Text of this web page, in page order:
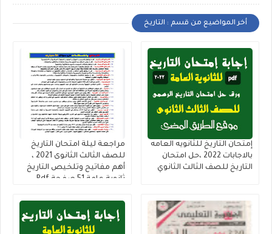
أخر المواضيع من قسم : التاريخ
إمتحان التاريخ للثانويه العامه
بالاجابات 2022 ،حل امتحان
التاريخ للصف الثالث الثانوي
مراجعة ليلة امتحان التاريخ
للصف الثالث الثانوى 2021 ،
أهم مفاتيح وتلخيص التاريخ
ثانوية عامة 51 صفحة Pdf